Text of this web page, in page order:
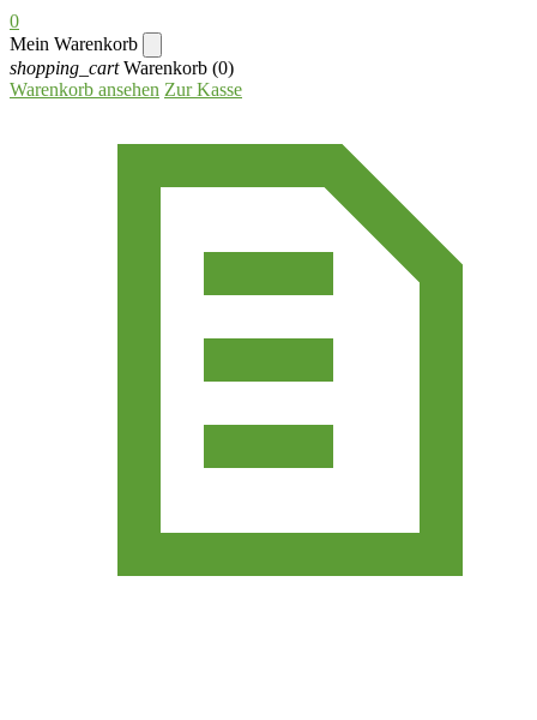
0
Mein Warenkorb
shopping_cart Warenkorb (0)
Warenkorb ansehen Zur Kasse